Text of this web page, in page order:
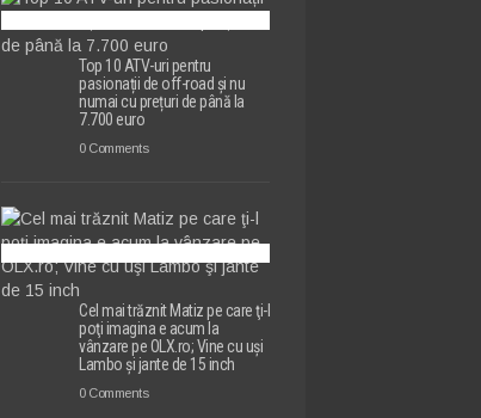
Top 10 ATV-uri pentru
pasionații de off-road și nu
numai cu prețuri de până la
7.700 euro
0 Comments
Cel mai trăznit Matiz pe care ţi-l
poţi imagina e acum la
vânzare pe OLX.ro; Vine cu uşi
Lambo şi jante de 15 inch
0 Comments